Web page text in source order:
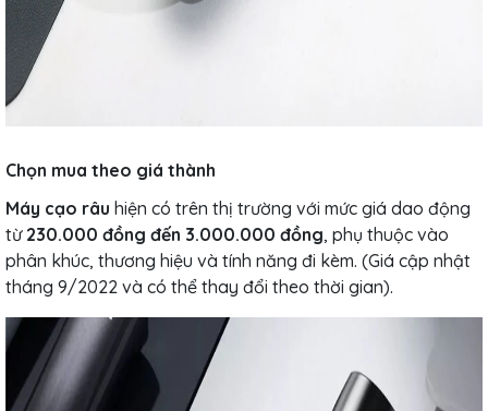
Chọn mua theo giá thành
Máy cạo râu hiện có trên thị trường với mức giá dao động
từ 230.000 đồng đến 3.000.000 đồng, phụ thuộc vào
phân khúc, thương hiệu và tính năng đi kèm. (Giá cập nhật
tháng 9/2022 và có thể thay đổi theo thời gian).